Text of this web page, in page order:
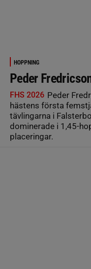
HOPPNING
Peder
FHS 2026 Peder
hästens första
tävlingarna i
dominerade i 1,45-
placeringar.